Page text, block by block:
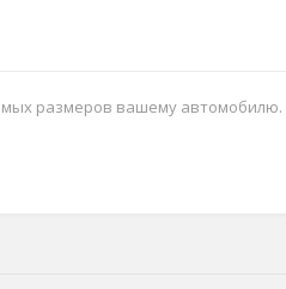
размеров вашему автомобилю.